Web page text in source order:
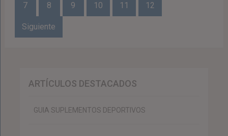
entradas
7 8 9 10 11 12
Siguiente
ARTÍCULOS DESTACADOS
GUIA SUPLEMENTOS DEPORTIVOS